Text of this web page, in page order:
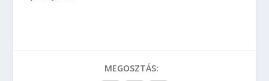
MEGOSZTÁS: